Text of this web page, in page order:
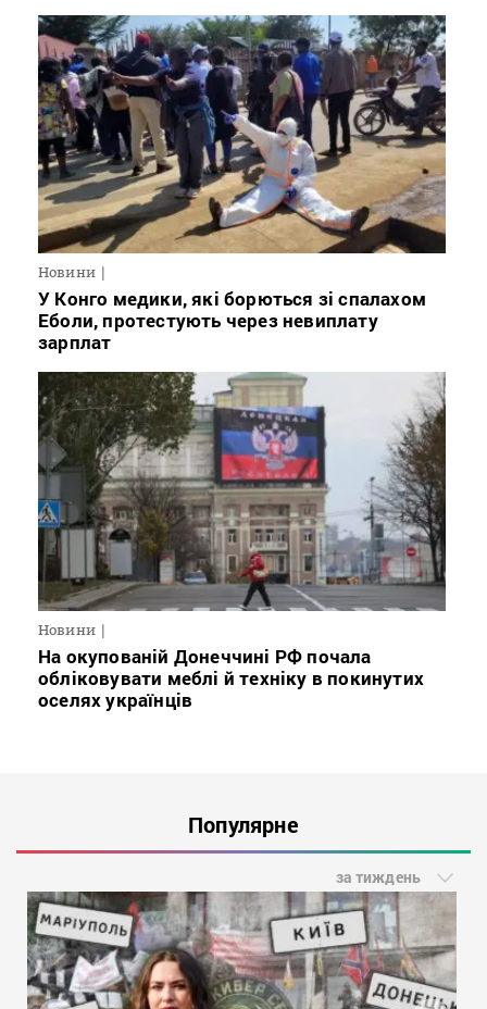
Новини
У Конго медики, які борються зі спалахом
Еболи, протестують через невиплату
зарплат
Новини
На окупованій Донеччині РФ почала
обліковувати меблі й техніку в покинутих
оселях українців
Популярне
за тиждень